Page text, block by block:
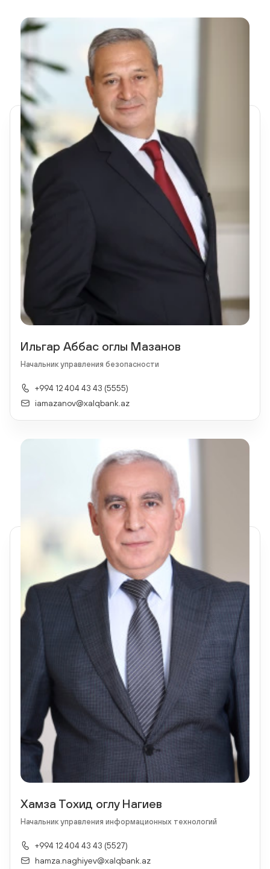
Ильгар Аббас оглы Мазанов
Начальник управления безопасности
+994 12 404 43 43 (5555)
iamazanov@xalqbank.az
Хамза Тохид оглу Нагиев
Начальник управления информационных технологий
+994 12 404 43 43 (5527)
hamza.naghiyev@xalqbank.az